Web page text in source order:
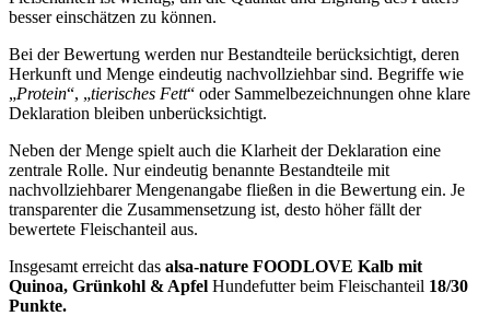
besser einschätzen zu können.
Bei der Bewertung werden nur Bestandteile berücksichtigt, deren
Herkunft und Menge eindeutig nachvollziehbar sind. Begriffe wie
„Protein“, „tierisches Fett“ oder Sammelbezeichnungen ohne klare
Deklaration bleiben unberücksichtigt.
Neben der Menge spielt auch die Klarheit der Deklaration eine
zentrale Rolle. Nur eindeutig benannte Bestandteile mit
nachvollziehbarer Mengenangabe fließen in die Bewertung ein. Je
transparenter die Zusammensetzung ist, desto höher fällt der
bewertete Fleischanteil aus.
Insgesamt erreicht das alsa-nature FOODLOVE Kalb mit
Quinoa, Grünkohl & Apfel Hundefutter beim Fleischanteil 18/30
Punkte.